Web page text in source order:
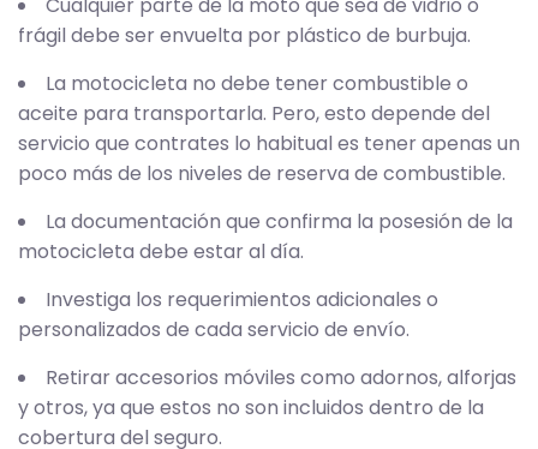
frágil debe ser envuelta por plástico de burbuja.
La motocicleta no debe tener combustible o
aceite para transportarla. Pero, esto depende del
servicio que contrates lo habitual es tener apenas un
poco más de los niveles de reserva de combustible.
La documentación que confirma la posesión de la
motocicleta debe estar al día.
Investiga los requerimientos adicionales o
personalizados de cada servicio de envío.
Retirar accesorios móviles como adornos, alforjas
y otros, ya que estos no son incluidos dentro de la
cobertura del seguro.